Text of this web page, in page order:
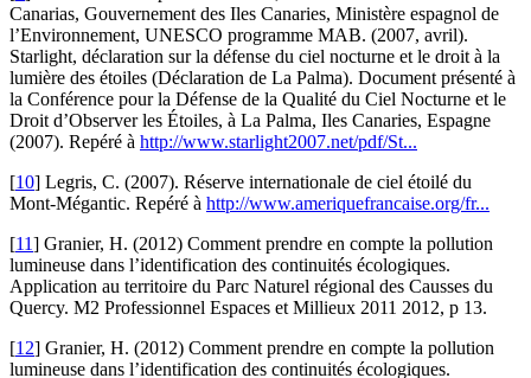
Canarias, Gouvernement des Iles Canaries, Ministère espagnol de
l’Environnement, UNESCO programme MAB. (2007, avril).
Starlight, déclaration sur la défense du ciel nocturne et le droit à la
lumière des étoiles (Déclaration de La Palma). Document présenté à
la Conférence pour la Défense de la Qualité du Ciel Nocturne et le
Droit d’Observer les Étoiles, à La Palma, Iles Canaries, Espagne
(2007). Repéré à http://www.starlight2007.net/pdf/St...
[10] Legris, C. (2007). Réserve internationale de ciel étoilé du
Mont-Mégantic. Repéré à http://www.ameriquefrancaise.org/fr...
[11] Granier, H. (2012) Comment prendre en compte la pollution
lumineuse dans l’identification des continuités écologiques.
Application au territoire du Parc Naturel régional des Causses du
Quercy. M2 Professionnel Espaces et Millieux 2011 2012, p 13.
[12] Granier, H. (2012) Comment prendre en compte la pollution
lumineuse dans l’identification des continuités écologiques.